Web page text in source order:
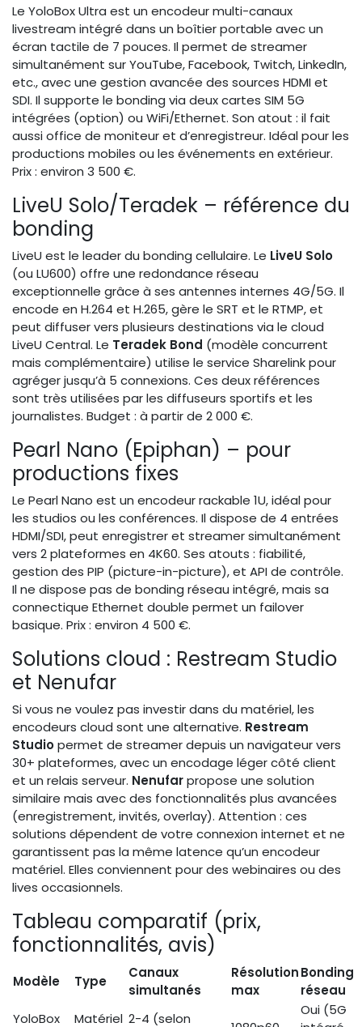
Le YoloBox Ultra est un encodeur multi-canaux
livestream intégré dans un boîtier portable avec un
écran tactile de 7 pouces. Il permet de streamer
simultanément sur YouTube, Facebook, Twitch, LinkedIn,
etc., avec une gestion avancée des sources HDMI et
SDI. Il supporte le bonding via deux cartes SIM 5G
intégrées (option) ou WiFi/Ethernet. Son atout : il fait
aussi office de moniteur et d’enregistreur. Idéal pour les
productions mobiles ou les événements en extérieur.
Prix : environ 3 500 €.
LiveU Solo/Teradek – référence du
bonding
LiveU est le leader du bonding cellulaire. Le LiveU Solo
(ou LU600) offre une redondance réseau
exceptionnelle grâce à ses antennes internes 4G/5G. Il
encode en H.264 et H.265, gère le SRT et le RTMP, et
peut diffuser vers plusieurs destinations via le cloud
LiveU Central. Le Teradek Bond (modèle concurrent
mais complémentaire) utilise le service Sharelink pour
agréger jusqu’à 5 connexions. Ces deux références
sont très utilisées par les diffuseurs sportifs et les
journalistes. Budget : à partir de 2 000 €.
Pearl Nano (Epiphan) – pour
productions fixes
Le Pearl Nano est un encodeur rackable 1U, idéal pour
les studios ou les conférences. Il dispose de 4 entrées
HDMI/SDI, peut enregistrer et streamer simultanément
vers 2 plateformes en 4K60. Ses atouts : fiabilité,
gestion des PIP (picture-in-picture), et API de contrôle.
Il ne dispose pas de bonding réseau intégré, mais sa
connectique Ethernet double permet un failover
basique. Prix : environ 4 500 €.
Solutions cloud : Restream Studio
et Nenufar
Si vous ne voulez pas investir dans du matériel, les
encodeurs cloud sont une alternative. Restream
Studiopermet de streamer depuis un navigateur vers
30+ plateformes, avec un encodage léger côté client
et un relais serveur. Nenufarpropose une solution
similaire mais avec des fonctionnalités plus avancées
(enregistrement, invités, overlay). Attention : ces
solutions dépendent de votre connexion internet et ne
garantissent pas la même latence qu’un encodeur
matériel. Elles conviennent pour des webinaires ou des
lives occasionnels.
Tableau comparatif (prix,
fonctionnalités, avis)
Modèle Type
Canaux
simultanés
Résolution
max
Bonding
réseau
YoloBox
Matériel 2-4 (selon
Oui (5G